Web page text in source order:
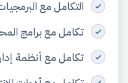
التكامل مع
تكامل مع برامج
تكامل مع أنظمة